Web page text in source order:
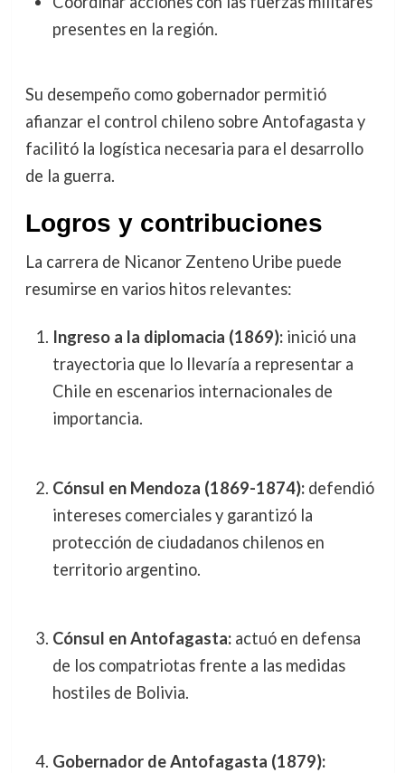
presentes en la región.
Su desempeño como gobernador permitió
afianzar el control chileno sobre Antofagasta y
facilitó la logística necesaria para el desarrollo
de la guerra.
Logros y contribuciones
La carrera de Nicanor Zenteno Uribe puede
resumirse en varios hitos relevantes:
Ingreso a la diplomacia (1869):inició una
trayectoria que lo llevaría a representar a
Chile en escenarios internacionales de
importancia.
Cónsul en Mendoza (1869-1874):defendió
intereses comerciales y garantizó la
protección de ciudadanos chilenos en
territorio argentino.
Cónsul en Antofagasta:actuó en defensa
de los compatriotas frente a las medidas
hostiles de Bolivia.
Gobernador de Antofagasta (1879):